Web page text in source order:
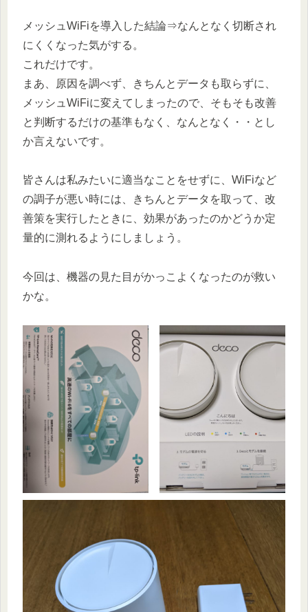
メッシュWiFiを導入した結論⇒なんとなく切断され
にくくなった気がする。
これだけです。
まあ、原因を調べず、きちんとデータも取らずに、
メッシュWiFiに変えてしまったので、そもそも改善
と判断するだけの基準もなく、なんとなく・・とし
か言えないです。
皆さんは私みたいに適当なことをせずに、WiFiなど
の調子が悪い時には、きちんとデータを取って、改
善策を実行したときに、効果があったのかどうか定
量的に測れるようにしましょう。
今回は、機器の見た目がかっこよくなったのが救い
かな。